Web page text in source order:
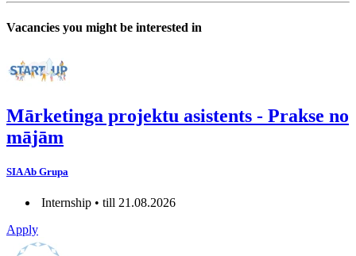
Vacancies you might be interested in
Mārketinga projektu asistents - Prakse no
mājām
SIA Ab Grupa
Internship • till 21.08.2026
Apply